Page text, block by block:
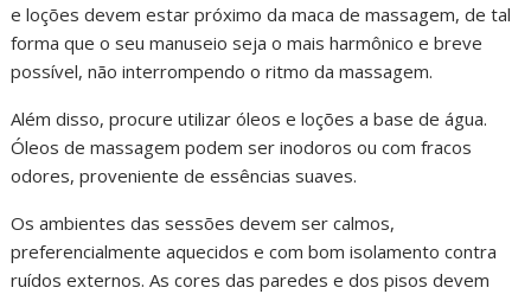
e loções devem estar próximo da maca de massagem, de tal
forma que o seu manuseio seja o mais harmônico e breve
possível, não interrompendo o ritmo da massagem.
Além disso, procure utilizar óleos e loções a base de água.
Óleos de massagem podem ser inodoros ou com fracos
odores, proveniente de essências suaves.
Os ambientes das sessões devem ser calmos,
preferencialmente aquecidos e com bom isolamento contra
ruídos externos. As cores das paredes e dos pisos devem